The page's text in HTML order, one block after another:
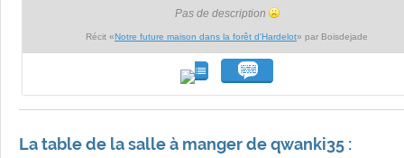
Pas de description
Récit «Notre future maison dans la forêt d'Hardelot» par Boisdejade
La table de la salle à manger de qwanki35 :